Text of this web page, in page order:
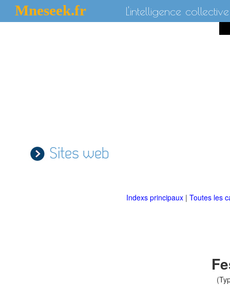
Mneseek.fr L'intelligence collective
Sites web
Indexs principaux | Toutes les